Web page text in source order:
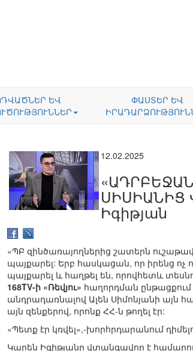
ԵՎ
ՓԱՍՏԵՐ ԵՎ
12.02.2025
ՍԻՍԻԱՆԻՑ
Իգիթյան
«ՊԲ զինծառայողներից շատերն
պայքարել: Երբ հասկացան, որ իրենց ոչ
պայքարել և հաղթել են, որովհետև
168TV-ի «Ռեվյու» հաղորդման
անդրադառնալով Ալեն Սիմոնյանի այն
այն զենքերով, որոնք ՀՀ-ն թողել էր:
«Պետք էր կռվել»,-խորհրդարանում
Կարեն Իգիթյանը վտանգավոր է